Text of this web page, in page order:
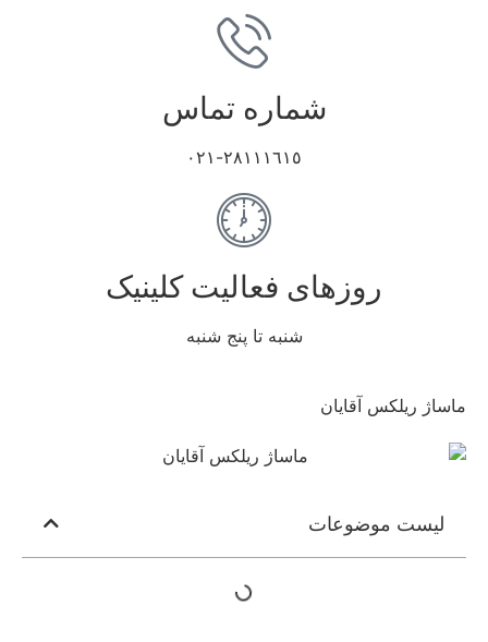
شماره تماس
٢٨١١١٦١٥-٠٢١
روزهای فعالیت کلینیک
شنبه تا پنج شنبه
ماساژ ریلکس آقایان
لیست موضوعات